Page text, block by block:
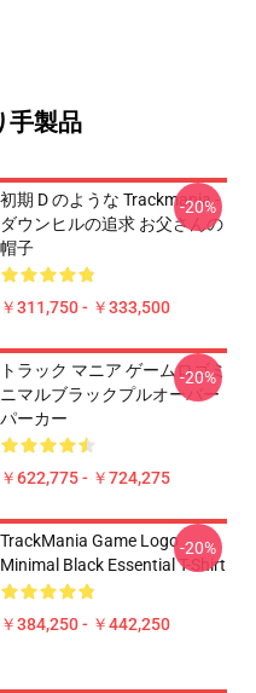
手製品
初期 D のような Trackmania -
ダウンヒルの追求 お父さんの
帽子
￥311,750 - ￥333,500
-20%
トラック マニア ゲームロゴミ
ニマルブラックプルオーバー
パーカー
￥622,775 - ￥724,275
-20%
TrackMania Game Logo
Minimal Black Essential T-Shirt
￥384,250 - ￥442,250
-20%